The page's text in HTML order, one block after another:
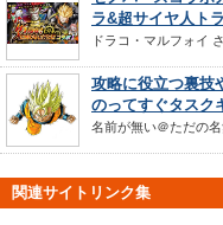
ラ&超サイヤ人ト
ドラコ・マルフォイ
攻略に役立つ裏技
のってすぐタスク
名前が無い＠ただの
関連サイトリンク集